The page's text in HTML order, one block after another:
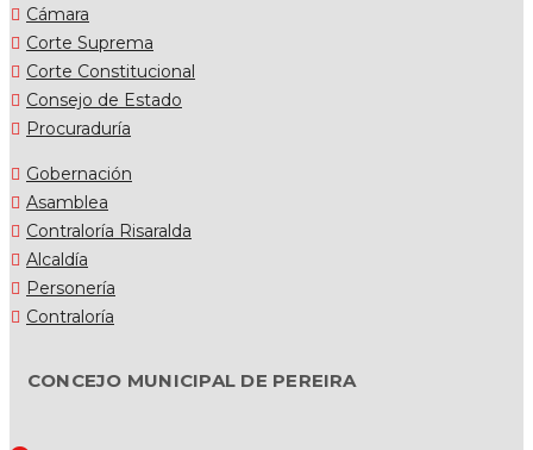
Cámara
Corte Suprema
Corte Constitucional
Consejo de Estado
Procuraduría
Gobernación
Asamblea
Contraloría Risaralda
Alcaldía
Personería
Contraloría
CONCEJO MUNICIPAL DE PEREIRA